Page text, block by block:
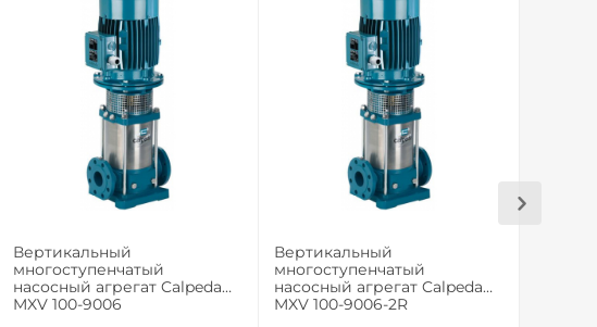
Вертикальный
многоступенчатый
насосный агрегат Calpeda
MXV 100-9006
Вертикальный
многоступенчатый
насосный агрегат Calpeda
MXV 100-9006-2R